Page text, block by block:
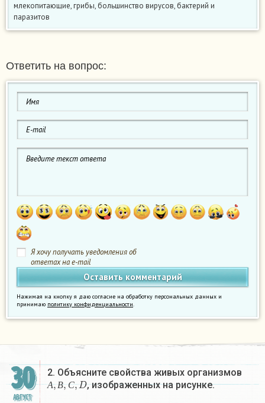
млекопитающие, грибы, большинство вирусов, бактерий и
паразитов
Ответить на вопрос:
Я хочу получать уведомления об
ответах на e-mail
Нажимая на кнопку я даю согласие на обработку персональных данных и
принимаю политику конфиденциальности.
30
АВГУСТ
2. Объясните свойства живых организмов
А В С
А В, С,D , изображенных на рисунке.​